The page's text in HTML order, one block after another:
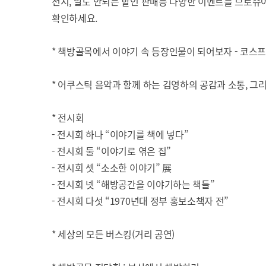
확인하세요.
* 책방골목에서 이야기 속 등장인물이 되어보자 - 코스
* 어쿠스틱 음악과 함께 하는 김영하의 공감과 소통, 그
* 전시회
- 전시회 하나 “이야기를 책에 넣다”
- 전시회 둘 “이야기로 엮은 집”
- 전시회 셋 “소소한 이야기” 展
- 전시회 넷 “해방공간을 이야기하는 책들”
- 전시회 다섯 “1970년대 정부 홍보소책자 전”
* 세상의 모든 버스킹(거리 공연)